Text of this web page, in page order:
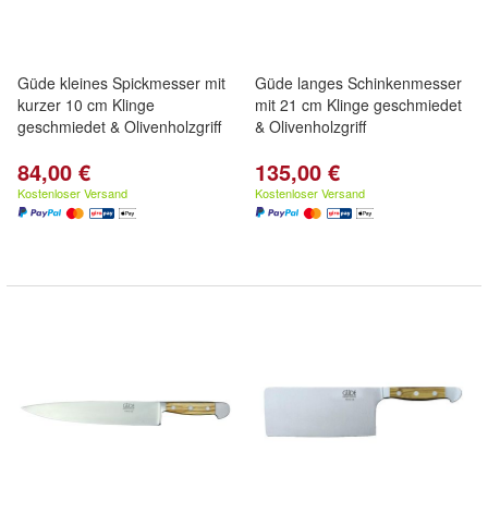
Güde kleines Spickmesser mit
kurzer 10 cm Klinge
geschmiedet & Olivenholzgriff
84,00 €
Kostenloser Versand
Güde langes Schinkenmesser
mit 21 cm Klinge geschmiedet
& Olivenholzgriff
135,00 €
Kostenloser Versand